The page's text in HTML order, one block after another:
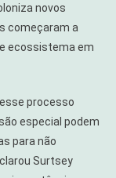
novos
começaram a
ecossistema em
processo
especial podem
para não
Surtsey